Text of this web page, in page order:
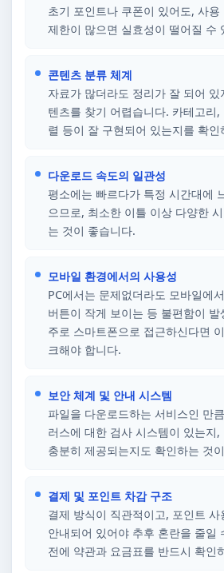
초기 포인트나 쿠폰이 있어도, 사
제한이 많으면 실효성이 떨어질 수
콘텐츠 분류 체계
자료가 많더라도 정리가 잘 되어
텐츠를 찾기 어렵습니다. 카테고리,
렬 등이 잘 구현되어 있는지를 확인
다운로드 속도의 일관성
평소에는 빠르다가 특정 시간대에
으므로, 최소한 이틀 이상 다양한
는 것이 좋습니다.
모바일 환경에서의 사용성
PC에서는 문제없더라도 모바일에
버튼이 작게 보이는 등 불편함이
주로 스마트폰으로 접근하신다면
크해야 합니다.
보안 체계 및 안내 시스템
파일을 다운로드하는 서비스인 만
러스에 대한 검사 시스템이 있는지
충분히 제공되는지도 확인하는 것
결제 및 포인트 차감 구조
결제 방식이 직관적이고, 포인트 사
안내되어 있어야 추후 혼란을 줄일
전에 약관과 요금표를 반드시 확인